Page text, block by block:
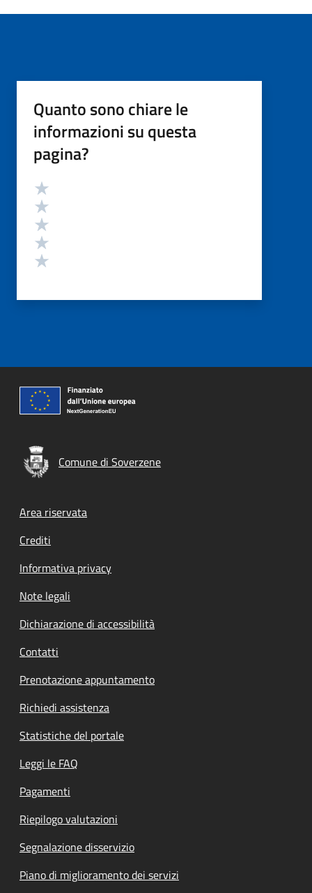
Quanto sono chiare le
informazioni su questa
pagina?
Valutazione
Comune di Soverzene
Footer menu
Area riservata
Crediti
Informativa privacy
Note legali
Dichiarazione di accessibilità
Contatti
Prenotazione appuntamento
Richiedi assistenza
Statistiche del portale
Leggi le FAQ
Pagamenti
Riepilogo valutazioni
Segnalazione disservizio
Piano di miglioramento dei servizi